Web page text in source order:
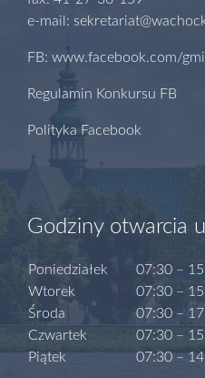
e-mail:
FB: www.facebook.com/
Regulamin Konkursu FB
Polityka Facebook
Godziny otwarcia
Poniedziałek
Wtorek
Środa
Czwartek
Piątek
07:30 –
07:30 –
07:30 –
07:30 –
07:30 –